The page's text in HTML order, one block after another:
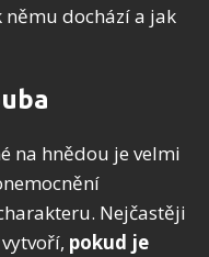
němu dochází a jak
na hnědou je velmi
Nejčastěji
pokud je